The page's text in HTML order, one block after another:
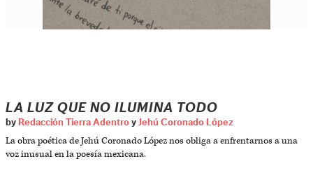
LA LUZ QUE NO ILUMINA TODO
by Redacción Tierra Adentro y Jehú Coronado López
La obra poética de Jehú Coronado López nos obliga a enfrentarnos a una
voz inusual en la poesía mexicana.